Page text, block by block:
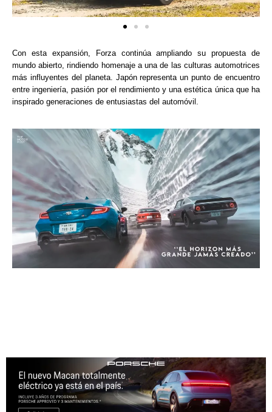
Con esta expansión, Forza continúa ampliando su propuesta de
mundo abierto, rindiendo homenaje a una de las culturas automotrices
más influyentes del planeta. Japón representa un punto de encuentro
entre ingeniería, pasión por el rendimiento y una estética única que ha
inspirado generaciones de entusiastas del automóvil.